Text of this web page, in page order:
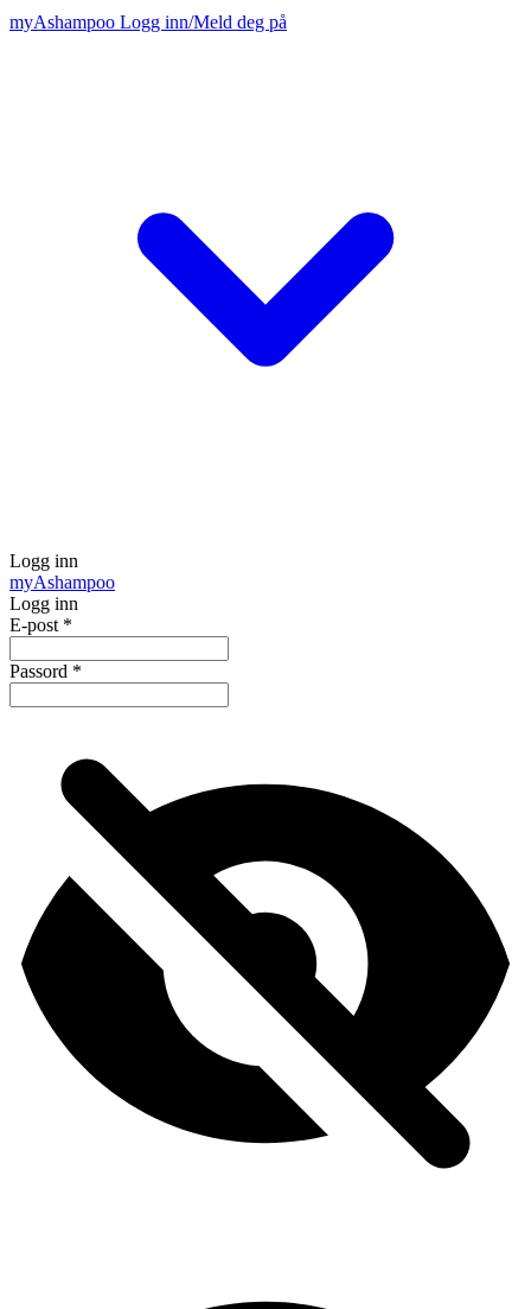
myAshampoo Logg inn/Meld deg på
Logg inn
myAshampoo
Logg inn
E-post *
Passord *